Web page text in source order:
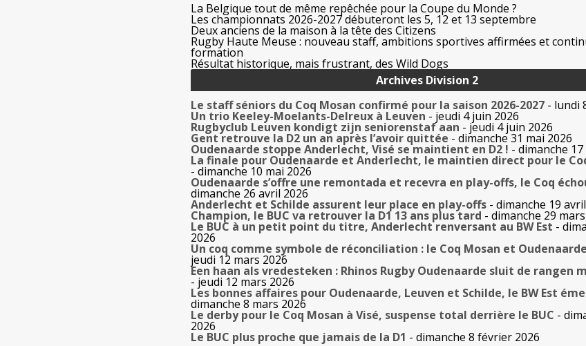
La Belgique tout de même repêchée pour la Coupe du Monde ?
Les championnats 2026-2027 débuteront les 5, 12 et 13 septembre
Deux anciens de la maison à la tête des Citizens
Rugby Haute Meuse : nouveau staff, ambitions sportives affirmées et
formation
Résultat historique, mais frustrant, des Wild Dogs
Archives Division 2
Le staff séniors du Coq Mosan confirmé pour la saison 2026-2027 - lundi
Un trio Keeley-Moelants-Delreux à Leuven - jeudi 4 juin 2026
Rugbyclub Leuven kondigt zijn seniorenstaf aan - jeudi 4 juin 2026
Gent retrouve la D2 un an après l’avoir quittée - dimanche 31 mai 2026
Oudenaarde stoppe Anderlecht, Visé se maintient en D2 ! - dimanche
La finale pour Oudenaarde et Anderlecht, le maintien direct pour le
- dimanche 10 mai 2026
Oudenaarde s’offre une remontada et recevra en play-offs, le Coq
dimanche 26 avril 2026
Anderlecht et Schilde assurent leur place en play-offs - dimanche 19
Champion, le BUC va retrouver la D1 13 ans plus tard - dimanche 29
Le BUC à un petit point du titre, Anderlecht renversant au BW Est -
2026
Un coq comme symbole de réconciliation : le Coq Mosan et
jeudi 12 mars 2026
Een haan als vredesteken : Rhinos Rugby Oudenaarde sluit de rangen
- jeudi 12 mars 2026
Les bonnes affaires pour Oudenaarde, Leuven et Schilde, le BW Est
dimanche 8 mars 2026
Le derby pour le Coq Mosan à Visé, suspense total derrière le BUC -
2026
Le BUC plus proche que jamais de la D1 - dimanche 8 février 2026